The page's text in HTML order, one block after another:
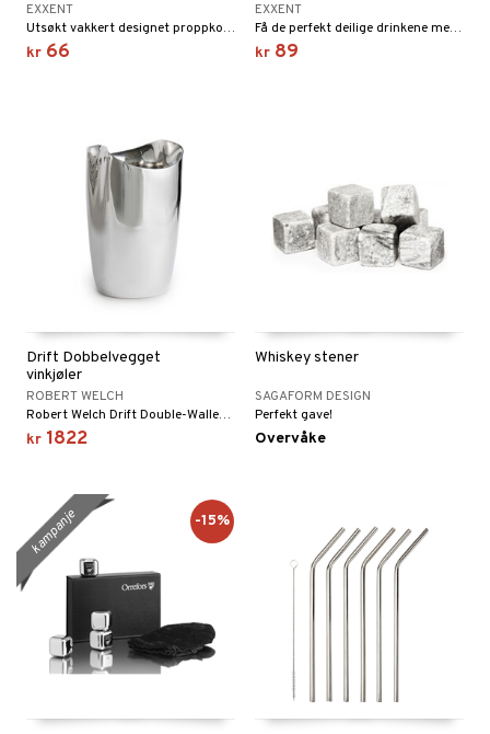
EXXENT
Utsøkt vakkert designet proppkork spesialdesignet for å korke dine uåpnede bobleflasker.
kr 66
EXXENT
Få de perfekt deilige drinkene med denne muddler laget av gummitre.
kr 89
Drift Dobbelvegget
vinkjøler
ROBERT WELCH
Robert Welch Drift Double-Walled Wine Cooler er en del av den prisbelønte Drift-serien, som ble tildelt *Excellence in Housewares – Top of the Table Award 2018*.
kr 1822
Whiskey stener
SAGAFORM DESIGN
Perfekt gave!
Overvåke
kampanje -15%